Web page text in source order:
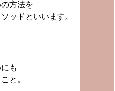
方法を
ッドといいます。
も
と。